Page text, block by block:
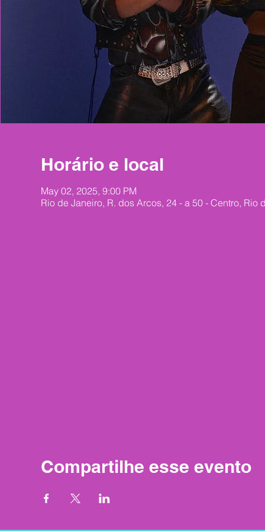
Horário e local
May 02, 2025, 9:00 PM
Rio de Janeiro, R. dos Arcos, 24 - a 50 - Centro, Rio
Compartilhe esse evento